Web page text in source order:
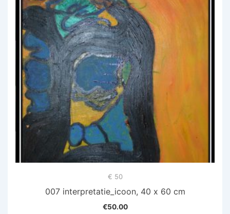
€ 50
007 interpretatie_icoon, 40 x 60 cm
€50.00